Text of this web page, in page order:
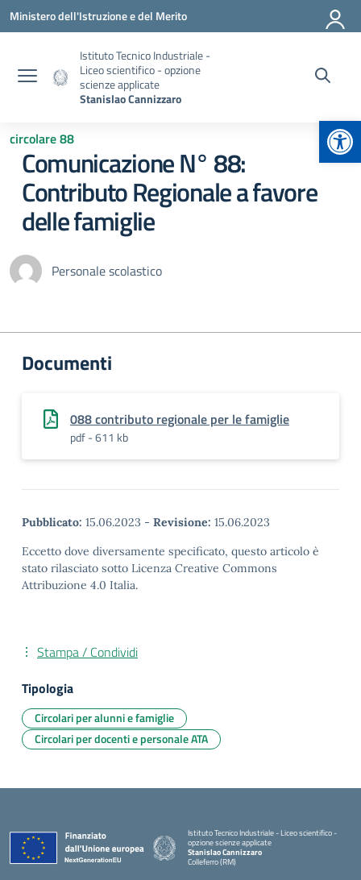
Vai ai contenuti
Vai al menu di navigazione
Vai al footer
Ministero dell'Istruzione e del Merito
Istituto Tecnico Industriale -
Liceo scientifico - opzione
scienze applicate
Stanislao Cannizzaro
circolare 88
Comunicazione N° 88:
Contributo Regionale a favore
delle famiglie
Personale scolastico
Documenti
088 contributo regionale per le famiglie
pdf - 611 kb
Pubblicato: 15.06.2023 - Revisione: 15.06.2023
Eccetto dove diversamente specificato, questo articolo è
stato rilasciato sotto Licenza Creative Commons
Attribuzione 4.0 Italia.
Stampa / Condividi
Tipologia
Circolari per alunni e famiglie
Circolari per docenti e personale ATA
Istituto Tecnico Industriale - Liceo scientifico -
opzione scienze applicate
Stanislao Cannizzaro
Colleferro (RM)